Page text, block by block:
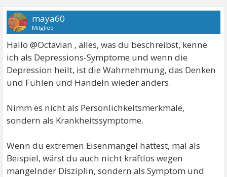
maya60
Mitglied
Hallo @Octavian , alles, was du beschreibst, kenne
ich als Depressions-Symptome und wenn die
Depression heilt, ist die Wahrnehmung, das Denken
und Fühlen und Handeln wieder anders.
Nimm es nicht als Persönlichkeitsmerkmale,
sondern als Krankheitssymptome.
Wenn du extremen Eisenmangel hättest, mal als
Beispiel, wärst du auch nicht kraftlos wegen
mangelnder Disziplin, sondern als Symptom und